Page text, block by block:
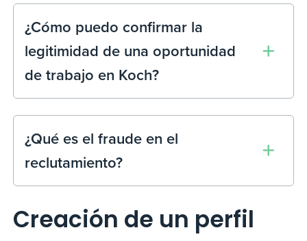
¿Cómo puedo confirmar la
legitimidad de una oportunidad
de trabajo en Koch?
¿Qué es el fraude en el
reclutamiento?
Creación de un perfil